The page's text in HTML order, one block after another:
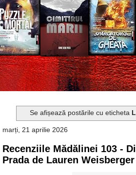
Se afișează postările cu eticheta
marți, 21 aprilie 2026
Recenziile Mădălinei 103 -
Prada de Lauren Weisberger